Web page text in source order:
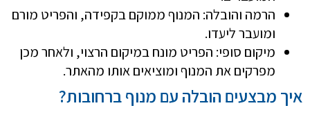
הרמה והובלה: המנוף ממוקם בקפידה, והפריט מורם
ומועבר ליעדו.
מיקום סופי: הפריט מונח במיקום הרצוי, ולאחר מכן
מפרקים את המנוף ומוציאים אותו מהאתר.
איך מבצעים הובלה עם מנוף ברחובות?